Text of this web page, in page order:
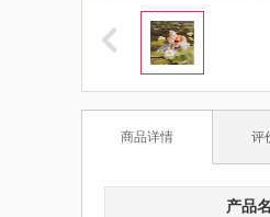
商品详情 评
产品